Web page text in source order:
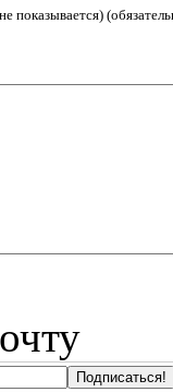
показывается)